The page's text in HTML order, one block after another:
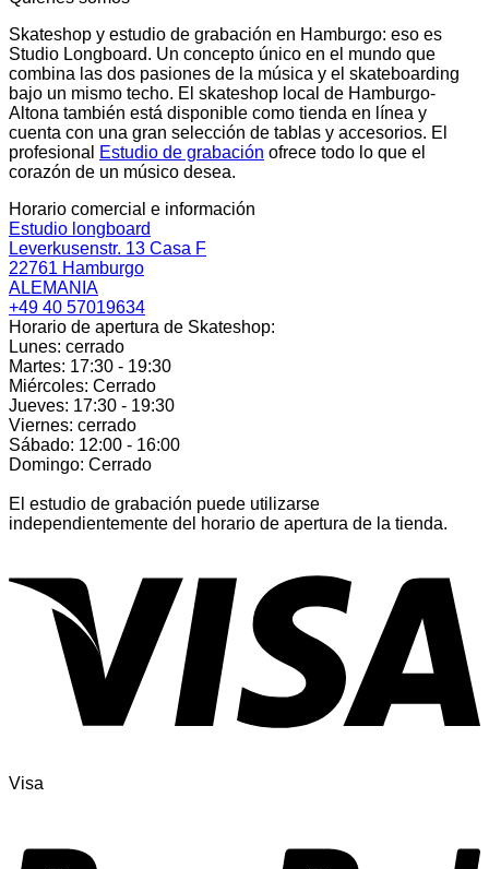
Skateshop y estudio de grabación en Hamburgo: eso es
Studio Longboard. Un concepto único en el mundo que
combina las dos pasiones de la música y el skateboarding
bajo un mismo techo. El skateshop local de Hamburgo-
Altona también está disponible como tienda en línea y
cuenta con una gran selección de tablas y accesorios. El
profesional
Estudio de grabación ofrece todo lo que el
corazón de un músico desea.
Horario comercial e información
Estudio longboard
Leverkusenstr. 13 Casa F
22761 Hamburgo
ALEMANIA
+49 40 57019634
Horario de apertura de Skateshop:
Lunes: cerrado
Martes: 17:30 - 19:30
Miércoles: Cerrado
Jueves: 17:30 - 19:30
Viernes: cerrado
Sábado: 12:00 - 16:00
Domingo: Cerrado
El estudio de grabación puede utilizarse
independientemente del horario de apertura de la tienda.
Visa